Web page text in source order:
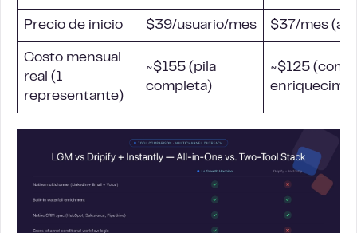
Precio de inicio $39/usuario/mes $37/mes
Costo mensual
real (1
representante)
~$155 (pila
completa)
~$125 (con